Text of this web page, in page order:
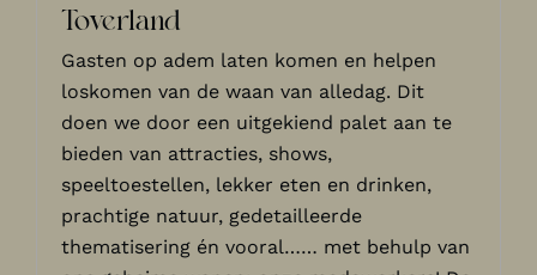
Toverland
Gasten op adem laten komen en helpen
loskomen van de waan van alledag. Dit
doen we door een uitgekiend palet aan te
bieden van attracties, shows,
speeltoestellen, lekker eten en drinken,
prachtige natuur, gedetailleerde
thematisering én vooral…… met behulp van